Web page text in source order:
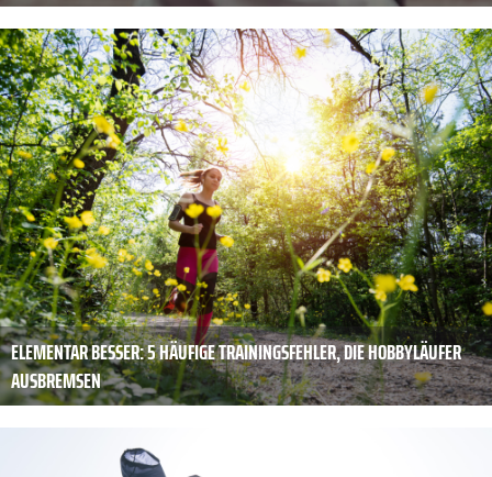
ELEMENTAR BESSER: 5 HÄUFIGE TRAININGSFEHLER, DIE HOBBYLÄUFER
AUSBREMSEN